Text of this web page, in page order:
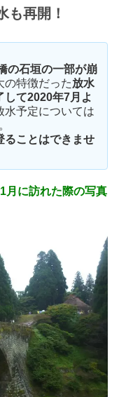
も再開！
の石垣の一部が崩
特徴だった放水
して2020年7月よ
予定については
ることはできませ
月に訪れた際の写真